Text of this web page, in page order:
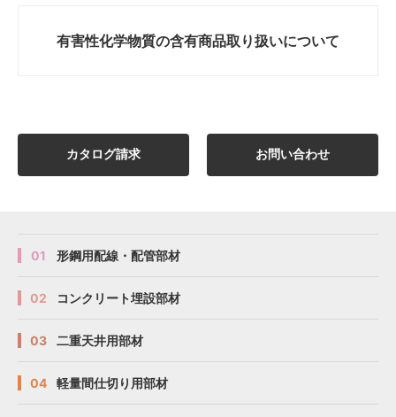
有害性化学物質の含有商品取り扱いについて
カタログ請求 お問い合わせ
01 形鋼用配線・配管部材
02 コンクリート埋設部材
03 二重天井用部材
04 軽量間仕切り用部材